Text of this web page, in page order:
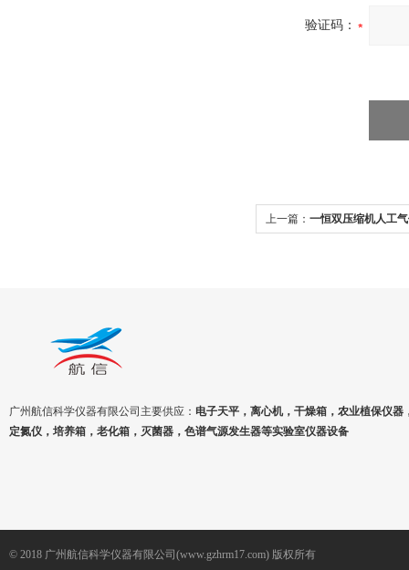
验证码：
上一篇： 一恒双压缩机人工
广州航信科学仪器有限公司主要供应： 电子天平，离心机，干燥箱，农业植保仪器
定氮仪，培养箱，老化箱，灭菌器，色谱气源发生器等实验室仪器设备
© 2018 广州航信科学仪器有限公司(www.gzhrm17.com) 版权所有